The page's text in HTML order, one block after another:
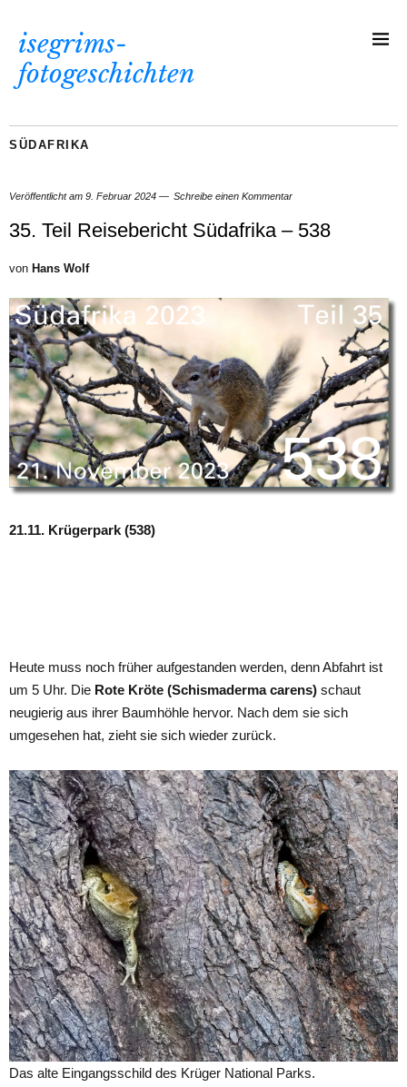
isegrims-
fotogeschichten
SÜDAFRIKA
Veröffentlicht am 9. Februar 2024 Schreibe einen Kommentar
35. Teil Reisebericht Südafrika – 538
von Hans Wolf
21.11. Krügerpark (538)
Heute muss noch früher aufgestanden werden, denn Abfahrt ist
um 5 Uhr. Die Rote Kröte (Schismaderma carens) schaut
neugierig aus ihrer Baumhöhle hervor. Nach dem sie sich
umgesehen hat, zieht sie sich wieder zurück.
Das alte Eingangsschild des Krüger National Parks.